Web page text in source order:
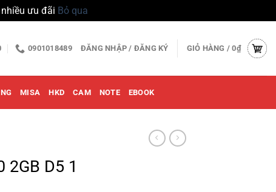
ưu đãi Bỏ qua
0901018489 ĐĂNG NHẬP / ĐĂNG KÝ GIỎ HÀNG /0₫
MISA HKD CAM NOTE EBOOK
2GB D5 1